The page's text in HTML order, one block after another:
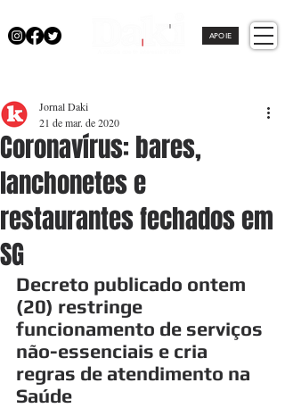
APOIE
Coronavírus: bares,
lanchonetes e
restaurantes fechados em
SG
Jornal Daki
21 de mar. de 2020
Decreto publicado ontem
(20) restringe
funcionamento de serviços
não-essenciais e cria
regras de atendimento na
Saúde